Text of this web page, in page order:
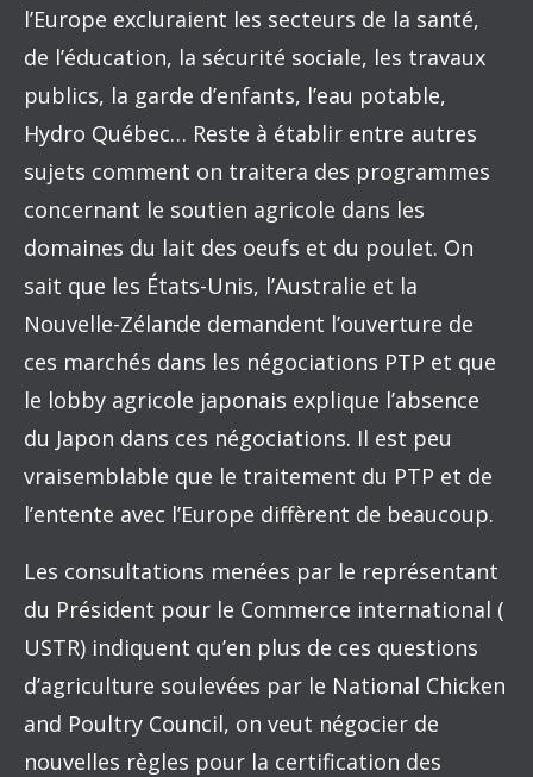
l’Europe excluraient les secteurs de la santé,
de l’éducation, la sécurité sociale, les travaux
publics, la garde d’enfants, l’eau potable,
Hydro Québec… Reste à établir entre autres
sujets comment on traitera des programmes
concernant le soutien agricole dans les
domaines du lait des oeufs et du poulet. On
sait que les États-Unis, l’Australie et la
Nouvelle-Zélande demandent l’ouverture de
ces marchés dans les négociations PTP et que
le lobby agricole japonais explique l’absence
du Japon dans ces négociations. Il est peu
vraisemblable que le traitement du PTP et de
l’entente avec l’Europe diffèrent de beaucoup.
Les consultations menées par le représentant
du Président pour le Commerce international (
USTR) indiquent qu’en plus de ces questions
d’agriculture soulevées par le National Chicken
and Poultry Council, on veut négocier de
nouvelles règles pour la certification des